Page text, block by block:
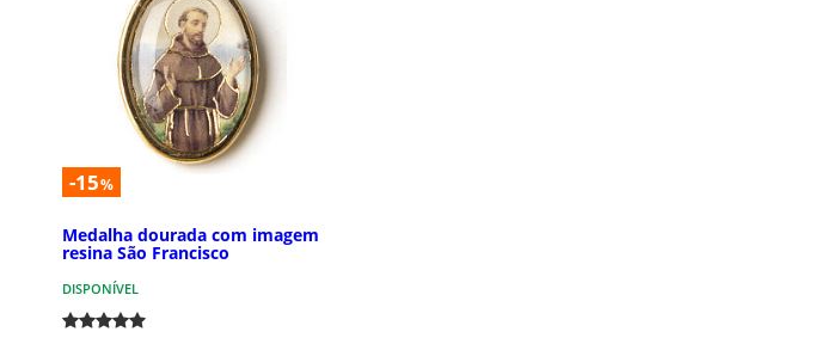
-15%
Medalha dourada com imagem
resina São Francisco
DISPONÍVEL